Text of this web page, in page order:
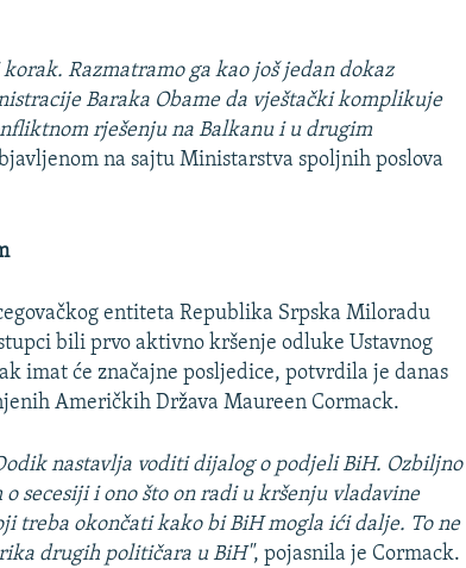
Razmatramo ga kao još jedan dokaz
Baraka Obame da vještački komplikuje
rješenju na Balkanu i u drugim
na sajtu Ministarstva spoljnih poslova
entiteta Republika Srpska Miloradu
bili prvo aktivno kršenje odluke Ustavnog
imat će značajne posljedice, potvrdila je danas
Američkih Država Maureen Cormack.
nastavlja voditi dijalog o podjeli BiH. Ozbiljno
secesiji i ono što on radi u kršenju vladavine
treba okončati kako bi BiH mogla ići dalje. To ne
drugih političara u BiH", pojasnila je Cormack.